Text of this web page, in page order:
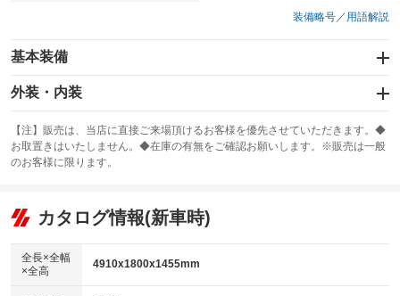
装備略号／用語解説
基本装備
エアバッグ：運転席/助手席/サイド
：装備あり
：装備なし
サンルーフ
：装備なし ABS
リフトアップ
：装備なし
：装備なし
パワーウィンドウ
外装・内装
カーナビ：メモリーナビ他
：装備あり
TV：フルセグ
：装備あり
ビジュアル：-／DVD再生
：装備あり
アルミホイール：アルミホイール
：装備あり
【注】販売は、当店に直接ご来場頂けるお客様を優先させていただきます。◆
お取置きはいたしません。◆在庫の有無をご確認お願いします。※販売は一般
のお客様に限ります。
カタログ情報(新車時)
全長×全幅
×全高
4910x1800x1455mm